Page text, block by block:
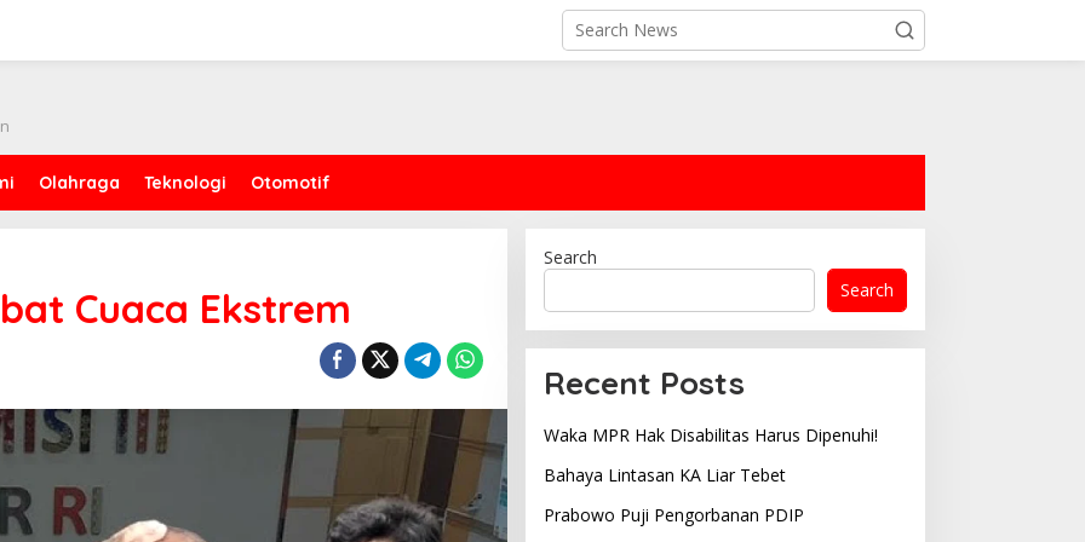
Olahraga Teknologi Otomotif
Cuaca Ekstrem
Search
Search
Recent Posts
Waka MPR Hak Disabilitas Harus Dipenuhi!
Bahaya Lintasan KA Liar Tebet
Prabowo Puji Pengorbanan PDIP